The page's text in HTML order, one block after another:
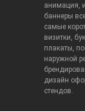
анимация,
баннеры
самые
визитки,
плакаты,
наружной
дизайн
стендов.